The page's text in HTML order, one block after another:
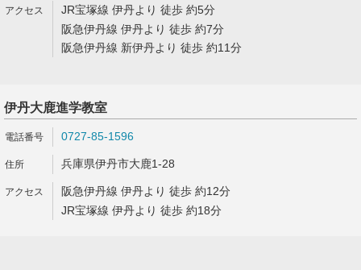
JR宝塚線 伊丹より 徒歩 約5分
阪急伊丹線 伊丹より 徒歩 約7分
阪急伊丹線 新伊丹より 徒歩 約11分
伊丹大鹿進学教室
0727-85-1596
兵庫県伊丹市大鹿1-28
阪急伊丹線 伊丹より 徒歩 約12分
JR宝塚線 伊丹より 徒歩 約18分